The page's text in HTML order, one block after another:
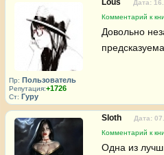
Пр: Пользователь
Репутация:+1726
Ст: Гуру
Lous
Дата:
Комментарий к
Довольно
Sloth
Дата:
Комментарий к
Одна из